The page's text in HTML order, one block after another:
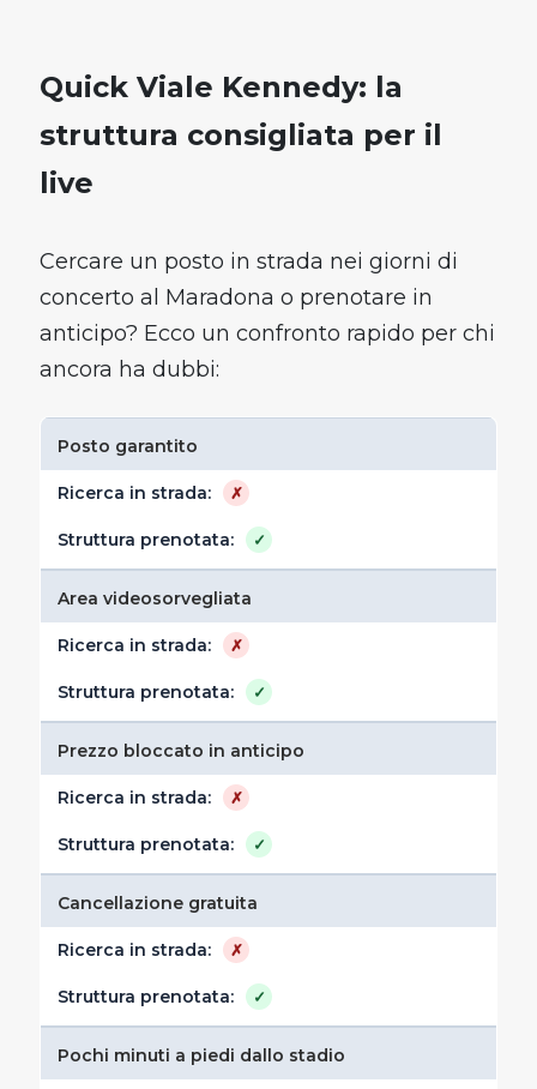
Quick Viale Kennedy: la
struttura consigliata per il
live
Cercare un posto in strada nei giorni di
concerto al Maradona o prenotare in
anticipo? Ecco un confronto rapido per chi
ancora ha dubbi:
Posto garantito
✗
✓
Area videosorvegliata
✗
✓
Prezzo bloccato in anticipo
✗
✓
Cancellazione gratuita
✗
✓
Pochi minuti a piedi dallo stadio